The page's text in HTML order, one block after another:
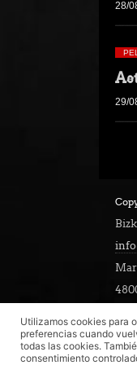
28/
29/
Utilizamos cookies para
preferencias cuando
todas las cookies.
consentimiento